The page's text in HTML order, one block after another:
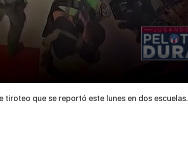
tiroteo que se reportó este lunes en dos escuelas.